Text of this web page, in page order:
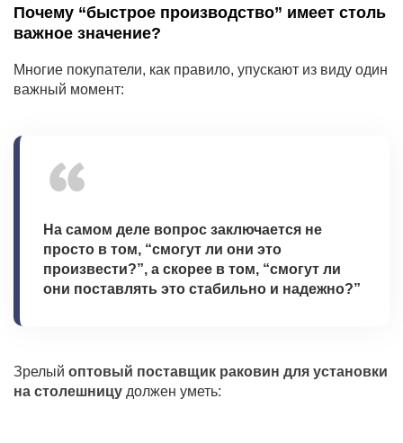
Почему “быстрое производство” имеет столь
важное значение?
Многие покупатели, как правило, упускают из виду один
важный момент:
На самом деле вопрос заключается не
просто в том, “смогут ли они это
произвести?”, а скорее в том, “смогут ли
они поставлять это стабильно и надежно?”
Зрелый оптовый поставщик раковин для установки
на столешницу должен уметь: